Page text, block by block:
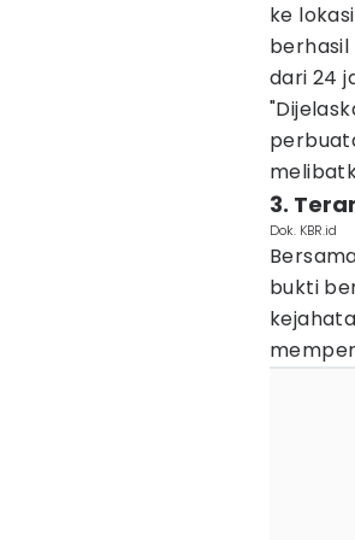
ke
dari 24
3.
Dok. KBR.id
bukti